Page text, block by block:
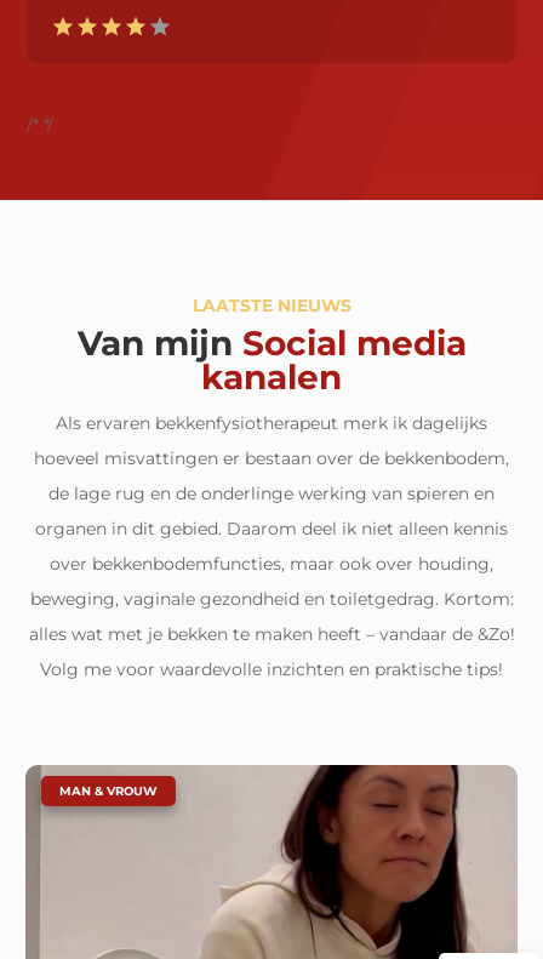
/**/
LAATSTE NIEUWS
Van mijn Social media
kanalen
Als ervaren bekkenfysiotherapeut merk ik dagelijks
hoeveel misvattingen er bestaan over de bekkenbodem,
de lage rug en de onderlinge werking van spieren en
organen in dit gebied. Daarom deel ik niet alleen kennis
over bekkenbodemfuncties, maar ook over houding,
beweging, vaginale gezondheid en toiletgedrag. Kortom:
alles wat met je bekken te maken heeft – vandaar de &Zo!
Volg me voor waardevolle inzichten en praktische tips!
MAN & VROUW